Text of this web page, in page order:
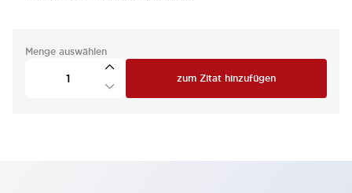
Menge auswählen
zum Zitat hinzufügen